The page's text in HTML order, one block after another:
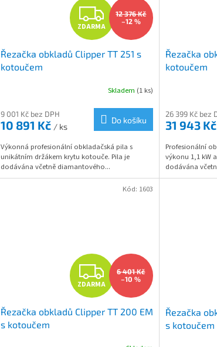
Z
D
A
R
M
A
ZDARMA
12 376 Kč
–12 %
Řezačka obkladů Clipper TT 251 s
kotoučem
Skladem (1 ks)
9 001 Kč bez DPH
10 891 Kč / ks
Do košíku
Výkonná profesionální obkladačská pila s
unikátním držákem krytu kotouče. Pila je
dodávána včetně diamantového...
Řezačka
kotoučem
26 399 Kč bez
31 943 Kč
Profesionální
výkonu 1,1 kW
dodávána
Z
D
A
ZDARMA
6 401 Kč
–10 %
Řezačka obkladů Clipper TT 200 EM
s kotoučem
Kód: 1603
Řezačka
s kotoučem